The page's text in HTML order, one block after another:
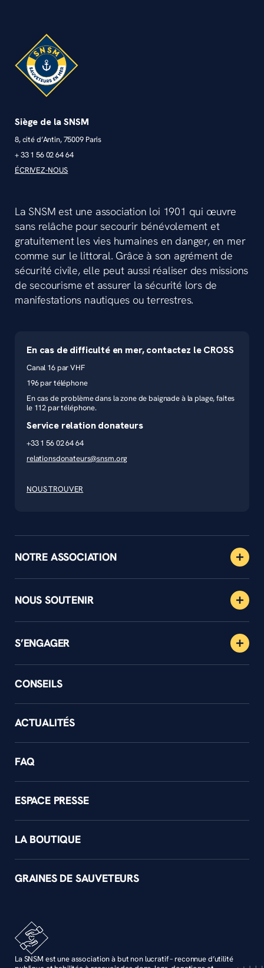
Siège de la SNSM
8, cité d’Antin, 75009 Paris
+ 33 1 56 02 64 64
ÉCRIVEZ-NOUS
La SNSM est une association loi 1901 qui œuvre
sans relâche pour secourir bénévolement et
gratuitement les vies humaines en danger, en mer
comme sur le littoral. Grâce à son agrément de
sécurité civile, elle peut aussi réaliser des missions
de secourisme et assurer la sécurité lors de
manifestations nautiques ou terrestres.
En cas de difficulté en mer, contactez le CROSS
Canal 16 par VHF
196 par téléphone
En cas de problème dans la zone de baignade à la plage, faites
le 112 par téléphone.
Service relation donateurs
+33 1 56 02 64 64
relationsdonateurs@snsm.org
NOUS TROUVER
NOTRE ASSOCIATION
NOUS SOUTENIR
S’ENGAGER
CONSEILS
ACTUALITÉS
FAQ
ESPACE PRESSE
LA BOUTIQUE
GRAINES DE SAUVETEURS
La SNSM est une association à but non lucratif – reconnue d’utilité